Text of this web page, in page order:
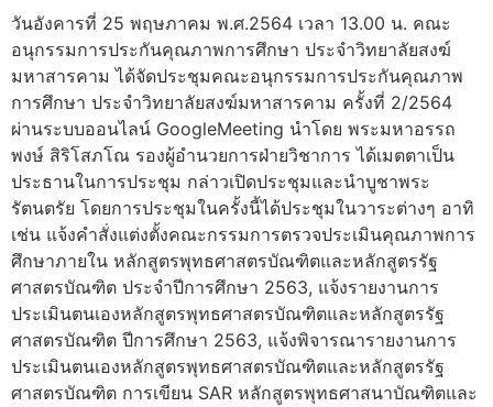
วันอังคารที่ 25 พฤษภาคม พ.ศ.2564 เวลา 13.00 น. คณะ
อนุกรรมการประกันคุณภาพการศึกษา ประจำวิทยาลัยสงฆ์
มหาสารคาม ได้จัดประชุมคณะอนุกรรมการประกันคุณภาพ
การศึกษา ประจำวิทยาลัยสงฆ์มหาสารคาม ครั้งที่ 2/2564
ผ่านระบบออนไลน์ GoogleMeeting นำโดย พระมหาอรรถ
พงษ์ สิริโสภโณ รองผู้อำนวยการฝ่ายวิชาการ ได้เมตตาเป็น
ประธานในการประชุม กล่าวเปิดประชุมและนำบูชาพระ
รัตนตรัย โดยการประชุมในครั้งนี้ได้ประชุมในวาระต่างๆ อาทิ
เช่น แจ้งคำสั่งแต่งตั้งคณะกรรมการตรวจประเมินคุณภาพการ
ศึกษาภายใน หลักสูตรพุทธศาสตรบัณฑิตและหลักสูตรรัฐ
ศาสตรบัณฑิต ประจำปีการศึกษา 2563, แจ้งรายงานการ
ประเมินตนเองหลักสูตรพุทธศาสตรบัณฑิตและหลักสูตรรัฐ
ศาสตรบัณฑิต ปีการศึกษา 2563, แจ้งพิจารณารายงานการ
ประเมินตนเองหลักสูตรพุทธศาสตรบัณฑิตและหลักสูตรรัฐ
ศาสตรบัณฑิต การเขียน SAR หลักสูตรพุทธศาสนาบัณฑิตและ